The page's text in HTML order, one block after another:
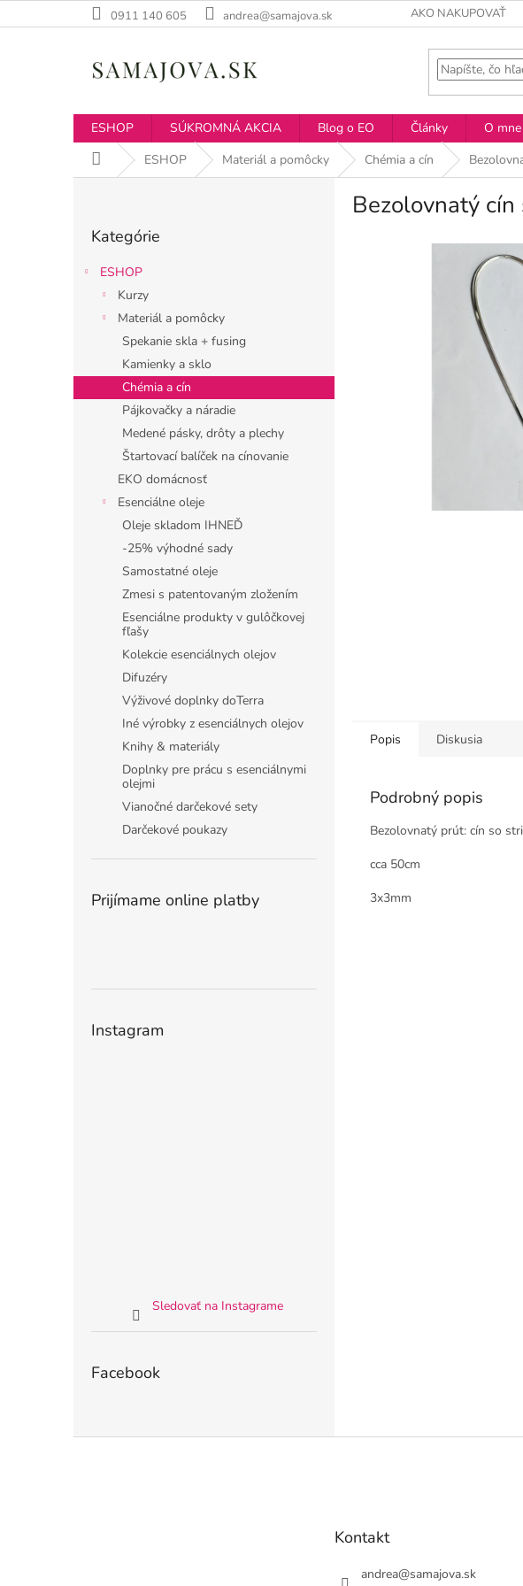
na
0911 140 605 andrea@samajova.sk AKO NAKUPOVAŤ
ESHOP SÚKROMNÁ AKCIA Blog o EO Články O mne
DomovESHOP Materiál a pomôcky Chémia a cín
kategórie
Kategórie
ESHOP
Kurzy
Materiál a pomôcky
Spekanie skla + fusing
Kamienky a sklo
Chémia a cín
Pájkovačky a náradie
Medené pásky, drôty a plechy
Štartovací balíček na cínovanie
EKO domácnosť
Esenciálne oleje
Oleje skladom IHNEĎ
-25% výhodné sady
Samostatné oleje
Zmesi s patentovaným zložením
Esenciálne produkty v gulôčkovej
fľašy
Kolekcie esenciálnych olejov
Difuzéry
Výživové doplnky doTerra
Iné výrobky z esenciálnych olejov
Knihy & materiály
Doplnky pre prácu s esenciálnymi
olejmi
Vianočné darčekové sety
Darčekové poukazy
Prijímame online platby
Instagram
Sledovať na Instagrame
Facebook
Bezolovnatý
Popis Diskusia
Podrobný popis
Bezolovnatý prút: cín so
cca 50cm
3x3mm
Kontakt
andrea@samajova.sk